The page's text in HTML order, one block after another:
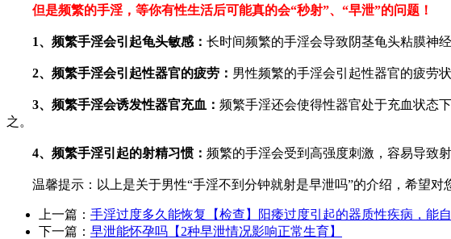
但是频繁的手淫，等你有性生活后可能真的会“秒射”、“早泄”的问题！
1、频繁手淫会引起龟头敏感： 长时间频繁的手淫会导致阴茎龟头粘膜神
2、频繁手淫会引起性器官的疲劳： 男性频繁的手淫会引起性器官的疲劳
3、频繁手淫会诱发性器官充血： 频繁手淫还会使得性器官处于充血状态
之。
4、频繁手淫引起的射精习惯： 频繁的手淫会受到高强度刺激，容易导致
温馨提示：以上是关于男性“手淫不到分钟就射是早泄吗”的介绍，希望对
上一篇： 手淫过度多久能恢复【检查】阳痿过度引起的器质性疾病，能
下一篇： 早泄能怀孕吗【2种早泄情况影响正常生育】